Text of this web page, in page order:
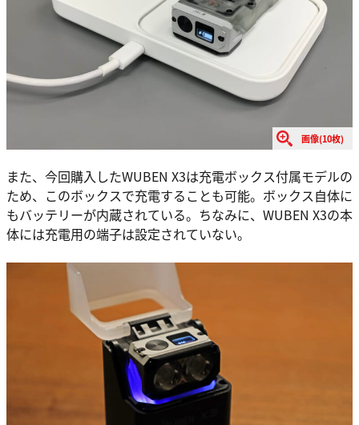
画像(10枚)
また、今回購入したWUBEN X3は充電ボックス付属モデルの
ため、このボックスで充電することも可能。ボックス自体に
もバッテリーが内蔵されている。ちなみに、WUBEN X3の本
体には充電用の端子は設定されていない。